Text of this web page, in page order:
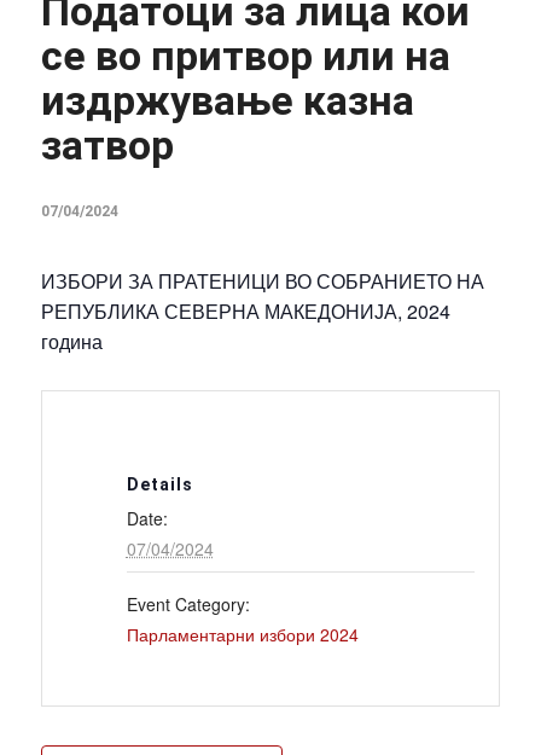
Податоци за лица кои
се во притвор или на
издржување казна
затвор
07/04/2024
ИЗБОРИ ЗА ПРАТЕНИЦИ ВО СОБРАНИЕТО НА
РЕПУБЛИКА СЕВЕРНА МАКЕДОНИЈА, 2024
година
Details
Date:
07/04/2024
Event Category:
Парламентарни избори 2024